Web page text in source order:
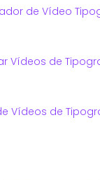
de Vídeo
Vídeos de
Vídeos de